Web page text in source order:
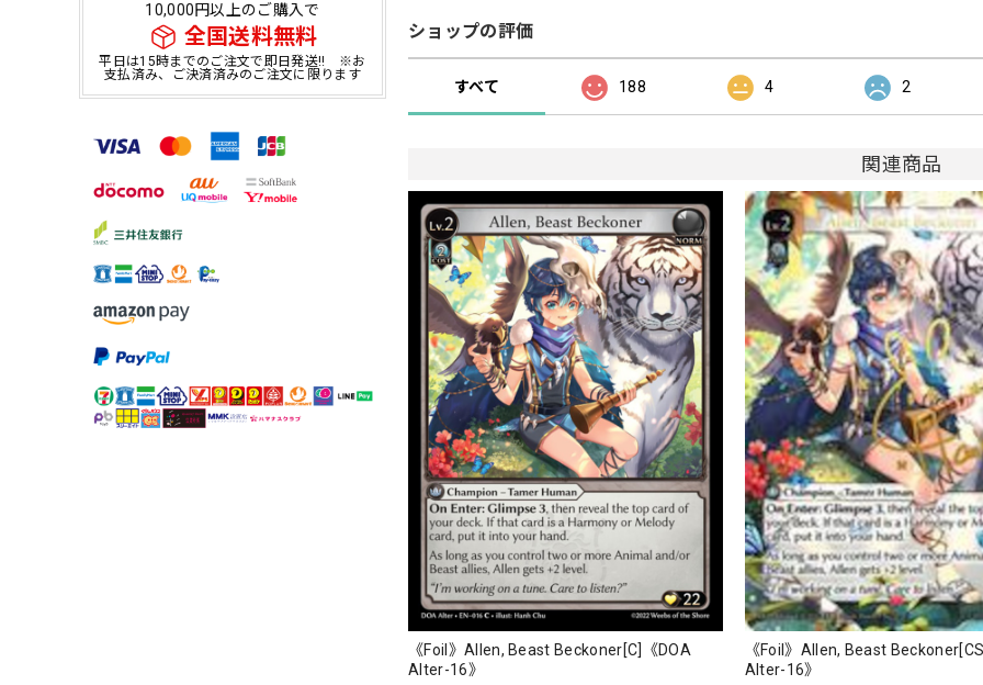
10,000円以上のご購入で
全国送料無料
平日は15時までのご注文で即日発送!! ※お
支払済み、ご決済済みのご注文に限ります
ショップの評価
すべて 188 4 2
関連商品
《Foil》Allen, Beast Beckoner[C]《DOA
Alter-16》
《Foil》Allen, Beast
Alter-16》